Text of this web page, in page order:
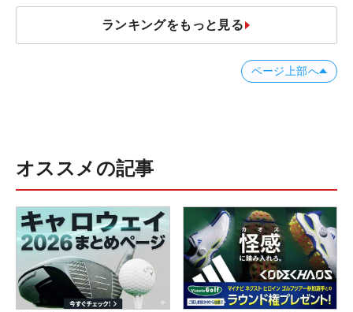
ランキングをもっと見る
ページ上部へ
オススメの記事